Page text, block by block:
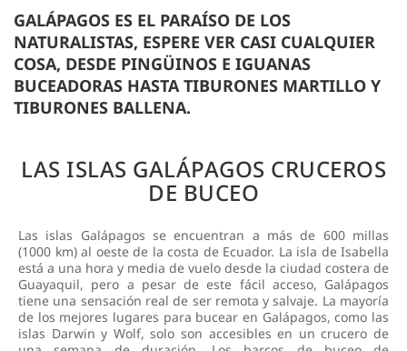
GALÁPAGOS ES EL PARAÍSO DE LOS
NATURALISTAS, ESPERE VER CASI CUALQUIER
COSA, DESDE PINGÜINOS E IGUANAS
BUCEADORAS HASTA TIBURONES MARTILLO Y
TIBURONES BALLENA.
LAS ISLAS GALÁPAGOS CRUCEROS
DE BUCEO
Las islas Galápagos se encuentran a más de 600 millas
(1000 km) al oeste de la costa de Ecuador. La isla de Isabella
está a una hora y media de vuelo desde la ciudad costera de
Guayaquil, pero a pesar de este fácil acceso, Galápagos
tiene una sensación real de ser remota y salvaje. La mayoría
de los mejores lugares para bucear en Galápagos, como las
islas Darwin y Wolf, solo son accesibles en un crucero de